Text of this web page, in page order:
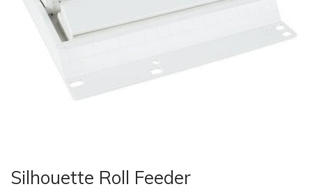
Silhouette Roll Feeder